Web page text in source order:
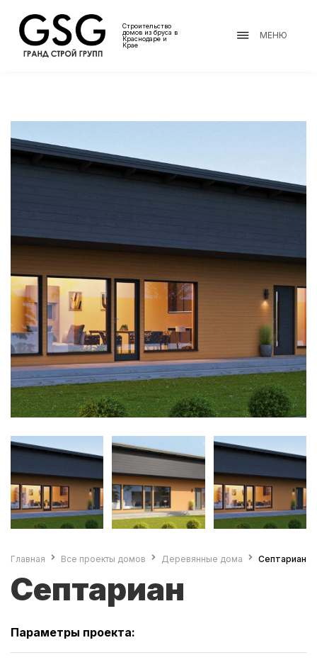
Строительство
домов из бруса в
Краснодаре и
Крае
МЕНЮ
Главная Все проекты домов Деревянные дома Септариан
Септариан
Параметры проекта: